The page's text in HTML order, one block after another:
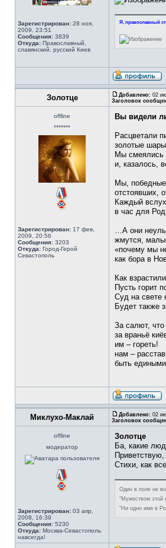
Зарегистрирован: 28 ноя,
2009, 23:51
Сообщения: 3839
Откуда: Православный,
славянский, русский Киев
Я, православный
Золотце Добавлено: 02
Заголовок
offline
*******
Зарегистрирован: 17 фев,
2009, 20:56
Сообщения: 3203
Откуда: Город-Герой
Севастополь
Вы видели
Расцветали
золотые
Мы смеялись
и, казалось,
Мы,
отстоявших,
Каждый
в час для
…А они
жмутся,
«почему мы
как бора в
Как
Пусть горит
Суд на свете
Будет также
За салют, что
за враньё
им – гореть!
нам –
быть
Миклухо-Маклай Добавлено: 02
Заголовок
offline
модератор
Зарегистрирован: 03 апр,
2008, 16:39
Сообщения: 5230
Откуда: Москва-Севастополь
навсегда!
Золотце
Ба, какие
Стихи, как
Один в поле не
"Мужеством этой
"Ни одно имя в